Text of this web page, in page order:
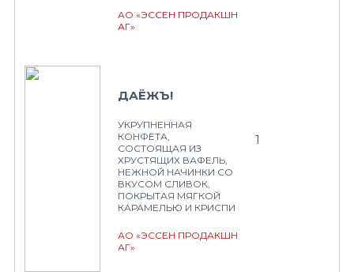
АО «ЭССЕН ПРОДАКШН
АГ»
ДАЁЖЪ!
УКРУПНЕННАЯ
КОНФЕТА,
СОСТОЯЩАЯ ИЗ
ХРУСТЯЩИХ ВАФЕЛЬ,
НЕЖНОЙ НАЧИНКИ СО
ВКУСОМ СЛИВОК,
ПОКРЫТАЯ МЯГКОЙ
КАРАМЕЛЬЮ И КРИСПИ
АО «ЭССЕН ПРОДАКШН
АГ»
1